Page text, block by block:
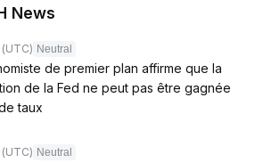
News
(UTC) Neutral
de premier plan affirme que la
de la Fed ne peut pas être gagnée
taux
(UTC) Neutral